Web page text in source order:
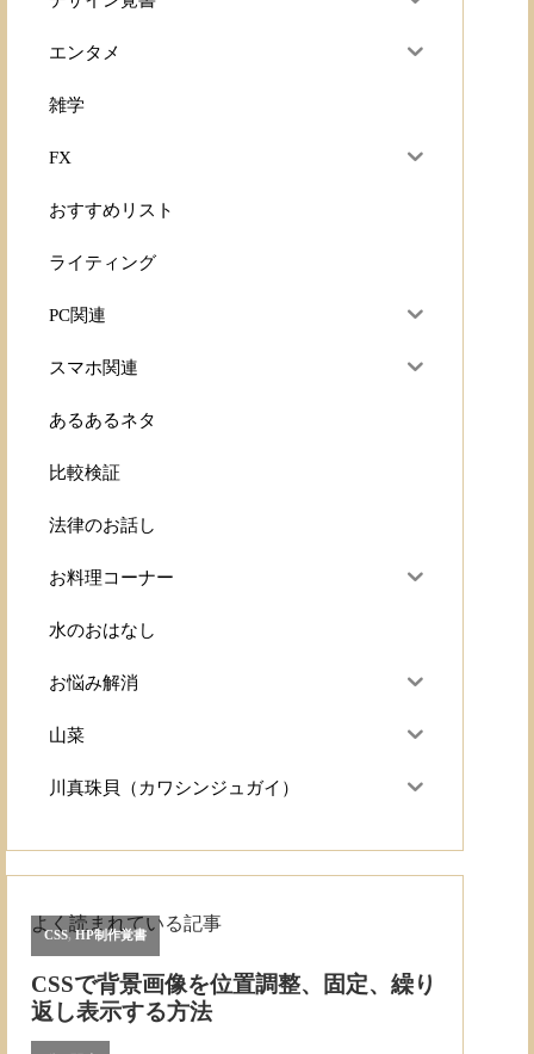
エンタメ
雑学
FX
おすすめリスト
ライティング
PC関連
スマホ関連
あるあるネタ
比較検証
法律のお話し
お料理コーナー
水のおはなし
お悩み解消
山菜
川真珠貝（カワシンジュガイ）
よく読まれている記事